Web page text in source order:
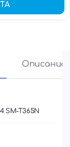
Описание
SM-T365N